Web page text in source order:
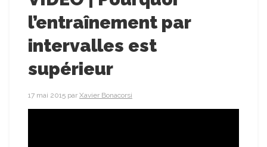
l’entraînement par
intervalles est
supérieur
17 mai 2015 par Xavier Bonacorsi